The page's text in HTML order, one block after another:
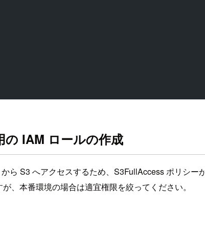
IAM ロールの作成
ら S3 へアクセスするため、S3FullAccess ポリシー
、本番環境の場合は適宜権限を絞ってください。